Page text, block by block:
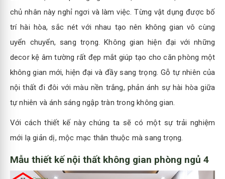
chủ nhân này nghỉ ngơi và làm việc. Từng vật dụng được bố
trí hài hòa, sắc nét với nhau tạo nên không gian vô cùng
uyển chuyển, sang trọng. Không gian hiện đại với những
decor kệ âm tường rất đẹp mắt giúp tạo cho căn phòng một
không gian mới, hiện đại và đầy sang trọng. Gỗ tự nhiên của
nội thất đi đôi với màu nền trắng, phản ánh sự hài hòa giữa
tự nhiên và ánh sáng ngập tràn trong không gian.
Với cách thiết kế này chúng ta sẽ có một sự trải nghiệm
mới lạ giản dị, mộc mạc thân thuộc mà sang trọng.
Mẫu thiết kế nội thất không gian phòng ngủ 4